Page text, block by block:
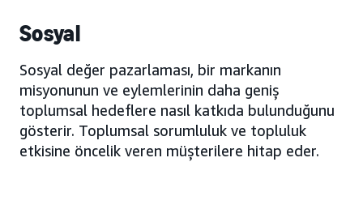
Sosyal
Sosyal değer pazarlaması, bir markanın
misyonunun ve eylemlerinin daha geniş
toplumsal hedeflere nasıl katkıda bulunduğunu
gösterir. Toplumsal sorumluluk ve topluluk
etkisine öncelik veren müşterilere hitap eder.